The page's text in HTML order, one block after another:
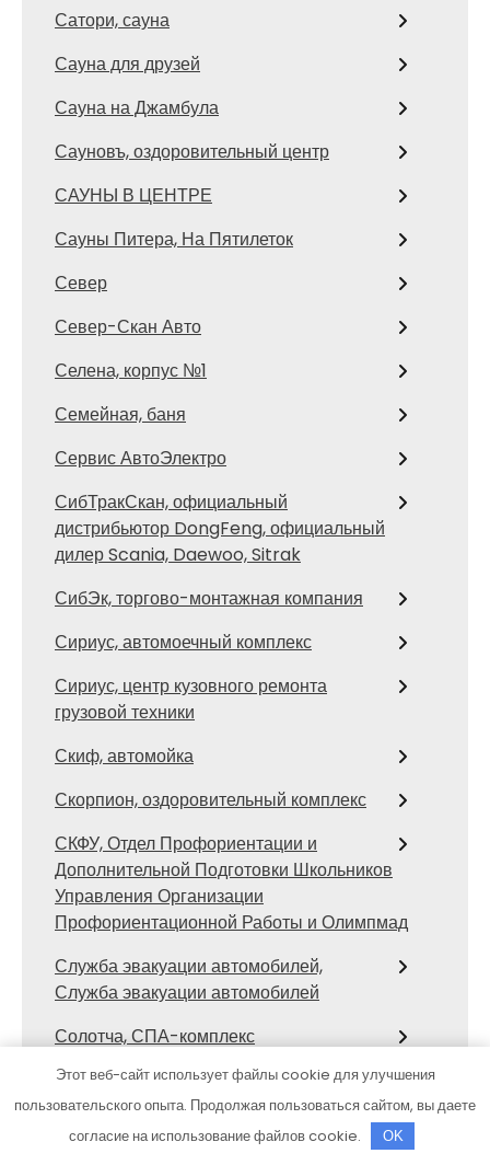
Сатори, сауна
Сауна для друзей
Сауна на Джамбула
Сауновъ, оздоровительный центр
САУНЫ В ЦЕНТРЕ
Сауны Питера, На Пятилеток
Север
Север-Скан Авто
Селена, корпус №1
Семейная, баня
Сервис АвтоЭлектро
СибТракСкан, официальный
дистрибьютор DongFeng, официальный
дилер Scania, Daewoo, Sitrak
СибЭк, торгово-монтажная компания
Сириус, автомоечный комплекс
Сириус, центр кузовного ремонта
грузовой техники
Скиф, автомойка
Скорпион, оздоровительный комплекс
СКФУ, Отдел Профориентации и
Дополнительной Подготовки Школьников
Управления Организации
Профориентационной Работы и Олимпмад
Служба эвакуации автомобилей,
Служба эвакуации автомобилей
Солотча, СПА-комплекс
Старые Друзья
Старый двор, гостинично-ресторанный
Этот веб-сайт использует файлы cookie для улучшения
пользовательского опыта. Продолжая пользоваться сайтом, вы даете
согласие на использование файлов cookie.
OK